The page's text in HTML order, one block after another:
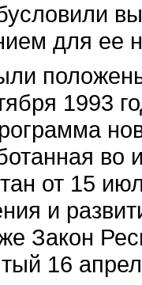
для ее
1993
во
от 15
и
Закон
16